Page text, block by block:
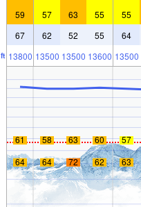
59 57 63 55 55
67 62 52 55 64
ft 13800 13500 13500 13600 13500
61 58 63 60 57
64
64 72 62 63